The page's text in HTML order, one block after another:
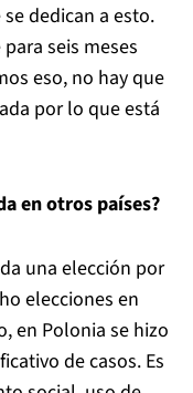
se dedican a esto.
seis meses
eso, no hay que
por lo que está
en otros países?
una elección por
elecciones en
en Polonia se hizo
de casos. Es